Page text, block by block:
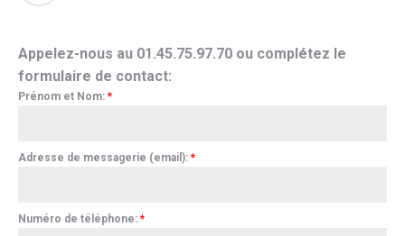
Appelez-nous au 01.45.75.97.70 ou complétez le
formulaire de contact:
Prénom et Nom: *
Adresse de messagerie (email): *
Numéro de téléphone: *